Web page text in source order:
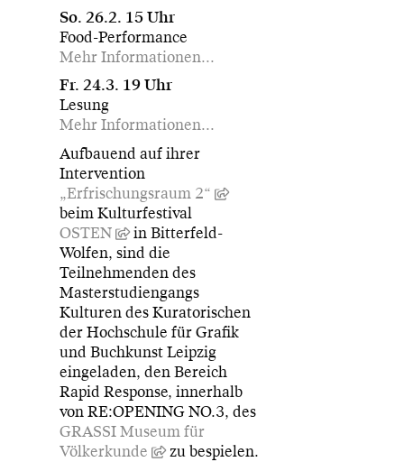
So. 26.2. 15 Uhr
Food-Performance
Mehr Informationen...
Fr. 24.3. 19 Uhr
Lesung
Mehr Informationen...
Aufbauend auf ihrer
Intervention
„Erfrischungsraum 2“
beim Kulturfestival
OSTEN
in Bitterfeld-
Wolfen, sind die
Teilnehmenden des
Masterstudiengangs
Kulturen des Kuratorischen
der Hochschule für Grafik
und Buchkunst Leipzig
eingeladen, den Bereich
Rapid Response, innerhalb
von RE:OPENING NO.3, des
GRASSI Museum für
Völkerkunde
zu bespielen.